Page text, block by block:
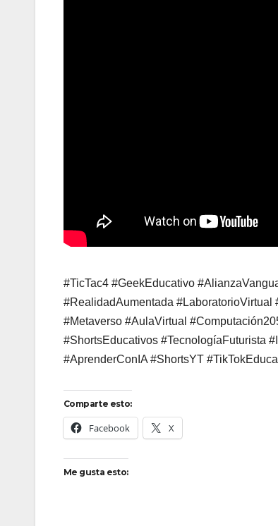
#TicTac4 #GeekEducativo
#RealidadAumentada
#Metaverso #AulaVirtual
#ShortsEducativos #TecnologíaFuturista
#AprenderConIA #ShortsYT
Comparte esto:
Facebook X
Me gusta esto: